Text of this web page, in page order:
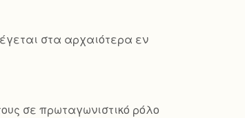
στα αρχαιότερα εν
σε πρωταγωνιστικό ρόλο